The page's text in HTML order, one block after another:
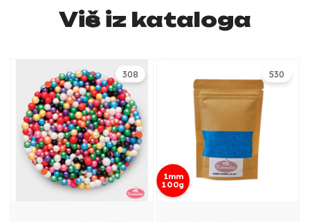
Više iz kataloga
308 530
1mm
100g